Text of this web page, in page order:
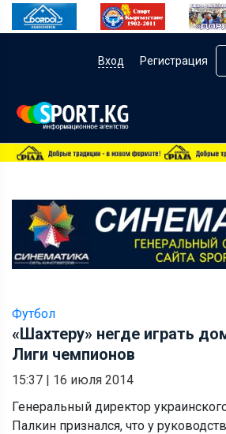
Вход Регистрация
Футбол
«Шахтеру» негде играть
Лиги чемпионов
15:37 | 16 июля 2014
Генеральный директор
Палкин признался, что у